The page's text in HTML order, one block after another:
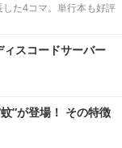
た4コマ。単行本も好評
スコードサーバー
”が登場！ その特徴